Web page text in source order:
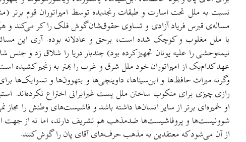
نسبت به ملل تحت اسارت و طبقات رنجدیده توسط امپراتوران قوم برتر
مساله‌ی قبرس فریاد آزادی و تساوی حقوق‌شان گوش فلک را کر می‌کند و
با ملل مغلوب و کوچک شده است، برحق و عادلانه بوده. آری این
نیمه‌وحشی را علیه یونان تجهیز کرده بود) چندبار دریا را شلاق زد و
عهد کدام‌یک از امپراتوران خود ملل شرق و غرب را بهتر به زنجیر کشیده
وگرنه میراث حافظ‌ها و ابن‌سیناها، داوینچی‌ها و بتهوون‌ها و تسوایک‌ها
رازی چیزی برای منکوب ساختن ملل پست غیرایرانی اختراع نکرده‌اند.
او خمیره‌ای برتر از سایر انسان‌ها داشته باشد و فاشیست‌های وطنش را
شوونیست‌ها و پروفاشیست‌ها ضدمذهب هم تشریف دارند، اما نه از جهت
از آن می‌شود که معتقدین به مذهب حرف‌های آقای پان را گوش کنند.